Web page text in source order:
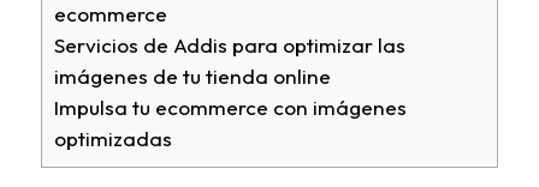
ecommerce
Servicios de Addis para optimizar las
imágenes de tu tienda online
Impulsa tu ecommerce con imágenes
optimizadas